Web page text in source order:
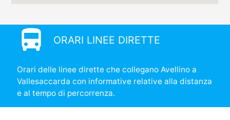
directions_bus ORARI LINEE DIRETTE
Orari delle linee dirette che collegano Avellino a
Vallesaccarda con informative relative alla distanza
e al tempo di percorrenza.